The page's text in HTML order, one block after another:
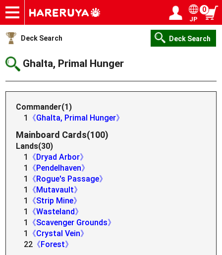
Onlineshop
Articles
Deck Search
Sponsored Players
Shop Info
Event Schedule
Help
Contact
JP
0
Deck Search Deck Search
Ghalta, Primal Hunger
Commander(1)
1
《Ghalta, Primal Hunger》
Mainboard Cards(100)
Lands(30)
1
《Dryad Arbor》
1
《Pendelhaven》
1
《Rogue's Passage》
1
《Mutavault》
1
《Strip Mine》
1
《Wasteland》
1
《Scavenger Grounds》
1
《Crystal Vein》
22 《Forest》